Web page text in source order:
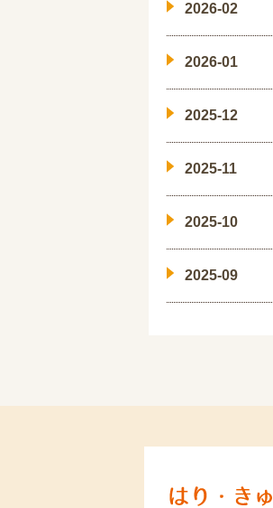
2026-02
2026-01
2025-12
2025-11
2025-10
2025-09